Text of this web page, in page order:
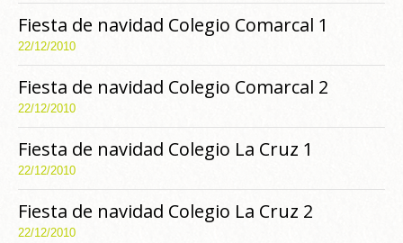
Fiesta de navidad Colegio Comarcal 1
22/12/2010
Fiesta de navidad Colegio Comarcal 2
22/12/2010
Fiesta de navidad Colegio La Cruz 1
22/12/2010
Fiesta de navidad Colegio La Cruz 2
22/12/2010